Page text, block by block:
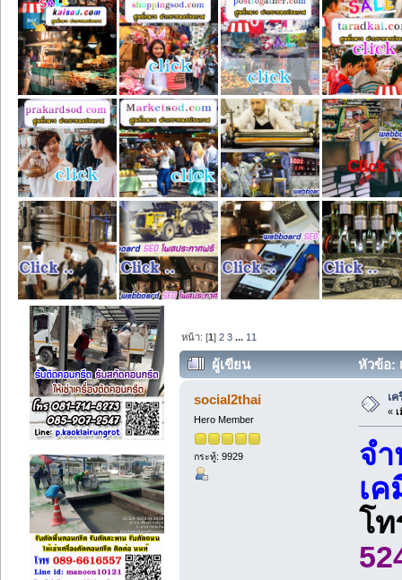
หน้า: [1]2 3 ... 11
ผู้เขียน หัวข้อ:
social2thai
Hero Member
กระทู้: 9929
เ
«
จ
เ
โ